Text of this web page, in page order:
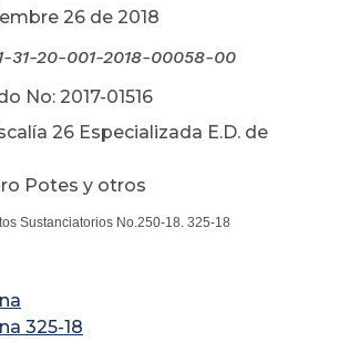
26 de 2018
31-20-001-2018-00058-00
No: 2017-01516
26 Especializada E.D. de
Potes y otros
Sustanciatorios No.250-18. 325-18
325-18